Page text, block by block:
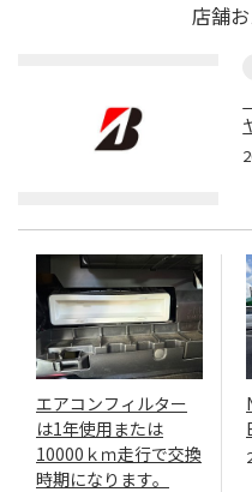
店舗
エアコンフィルター
は1年使用または
10000ｋｍ走行で交換
時期になります。